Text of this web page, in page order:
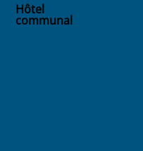
Hôtel
communal